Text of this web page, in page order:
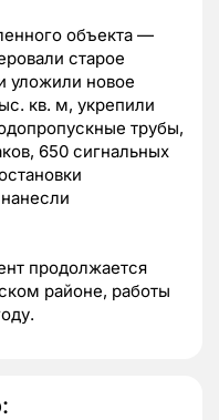
объекта —
старое
уложили новое
кв. м, укрепили
трубы,
650 сигнальных
продолжается
районе, работы